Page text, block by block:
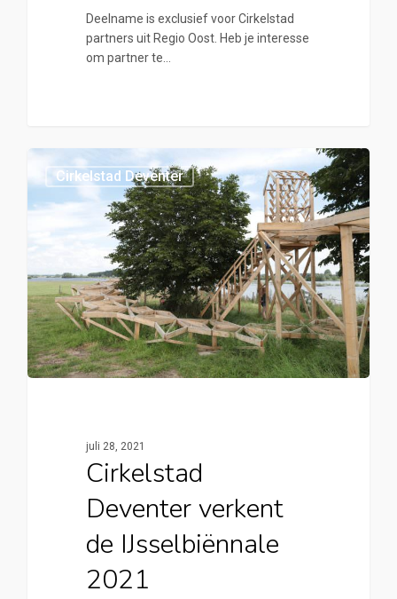
Deelname is exclusief voor Cirkelstad
partners uit Regio Oost. Heb je interesse
om partner te…
Cirkelstad Deventer
juli 28, 2021
Cirkelstad
Deventer verkent
de IJsselbiënnale
2021
0